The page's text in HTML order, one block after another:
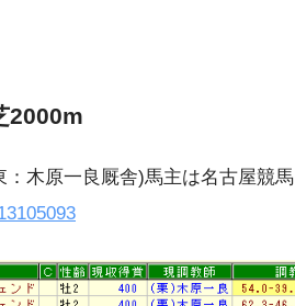
2000m
：木原一良厩舎)馬主は名古屋競馬